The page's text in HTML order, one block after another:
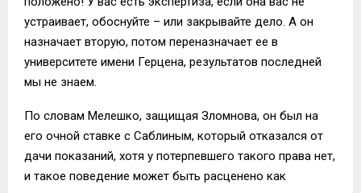
устраивает, обоснуйте – или закрывайте дело. А он
назначает вторую, потом переназначает ее в
университете имени Герцена, результатов последней
мы не знаем.
По словам Мелешко, защищая Зломнова, он был на
его очной ставке с Саблиным, который отказался от
дачи показаний, хотя у потерпевшего такого права нет,
и такое поведение может быть расценено как